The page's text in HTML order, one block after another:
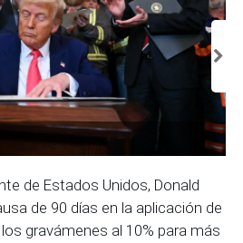
de Estados Unidos, Donald
de 90 días en la aplicación de
gravámenes al 10% para más